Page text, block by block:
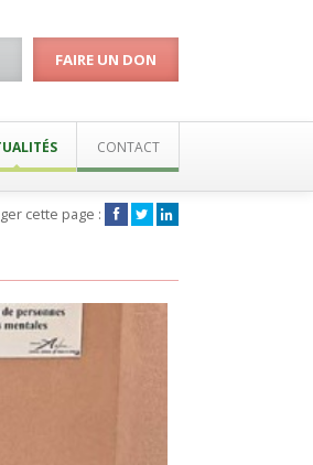
FAIRE UN DON
CONTACT
cette page :